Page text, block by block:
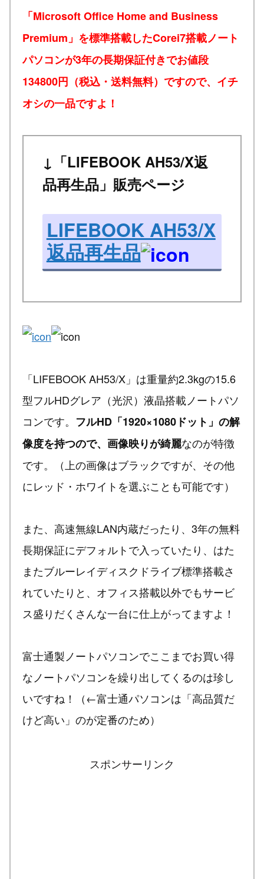
「Microsoft Office Home and Business
Premium」を標準搭載したCorei7搭載ノート
パソコンが3年の長期保証付きでお値段
134800円（税込・送料無料）ですので、イチ
オシの一品ですよ！
↓「LIFEBOOK AH53/X返
品再生品」販売ページ
LIFEBOOK AH53/X
返品再生品
「LIFEBOOK AH53/X」は重量約2.3kgの15.6
型フルHDグレア（光沢）液晶搭載ノートパソ
コンです。 フルHD「1920×1080ドット」の解
像度を持つので、画像映りが綺麗なのが特徴
です。（上の画像はブラックですが、その他
にレッド・ホワイトを選ぶことも可能です）
また、高速無線LAN内蔵だったり、3年の無料
長期保証にデフォルトで入っていたり、はた
またブルーレイディスクドライブ標準搭載さ
れていたりと、オフィス搭載以外でもサービ
ス盛りだくさんな一台に仕上がってますよ！
富士通製ノートパソコンでここまでお買い得
なノートパソコンを繰り出してくるのは珍し
いですね！（←富士通パソコンは「高品質だ
けど高い」のが定番のため）
スポンサーリンク